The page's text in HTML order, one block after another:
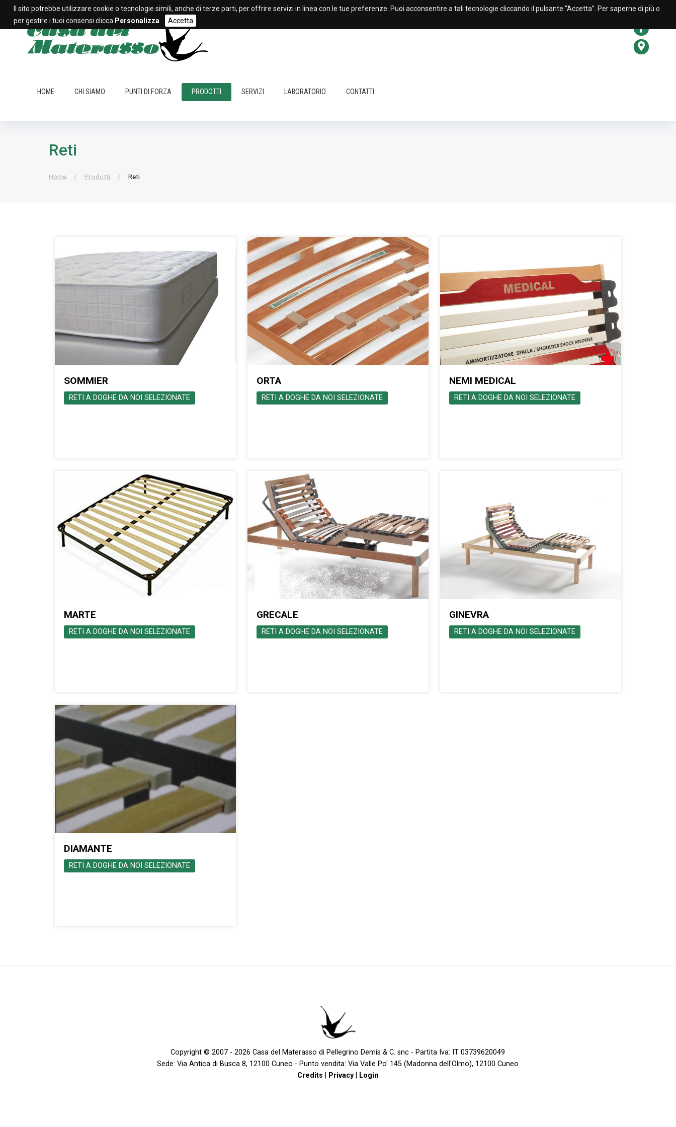
HOME CHI SIAMO PUNTI DI FORZA PRODOTTI SERVIZI LABORATORIO CONTATTI
Reti
Home Prodotti Reti
SOMMIER
RETI A DOGHE DA NOI SELEZIONATE
ORTA
RETI A DOGHE DA NOI SELEZIONATE
NEMI MEDICAL
RETI A DOGHE DA NOI SELEZIONATE
MARTE
RETI A DOGHE DA NOI SELEZIONATE
GRECALE
RETI A DOGHE DA NOI SELEZIONATE
GINEVRA
RETI A DOGHE DA NOI SELEZIONATE
DIAMANTE
RETI A DOGHE DA NOI SELEZIONATE
Copyright © 2007 - 2026 Casa del Materasso di Pellegrino Demis & C. snc - Partita Iva: IT 03739620049
Sede: Via Antica di Busca 8, 12100 Cuneo - Punto vendita: Via Valle Po' 145 (Madonna dell'Olmo), 12100 Cuneo
Credits
Privacy| Login
Il sito potrebbe utilizzare cookie o tecnologie simili, anche di terze parti, per offrire servizi in linea con le tue preferenze. Puoi acconsentire a tali tecnologie cliccando il pulsante “Accetta”. Per saperne di più o
per gestire i tuoi consensi clicca Personalizza Accetta